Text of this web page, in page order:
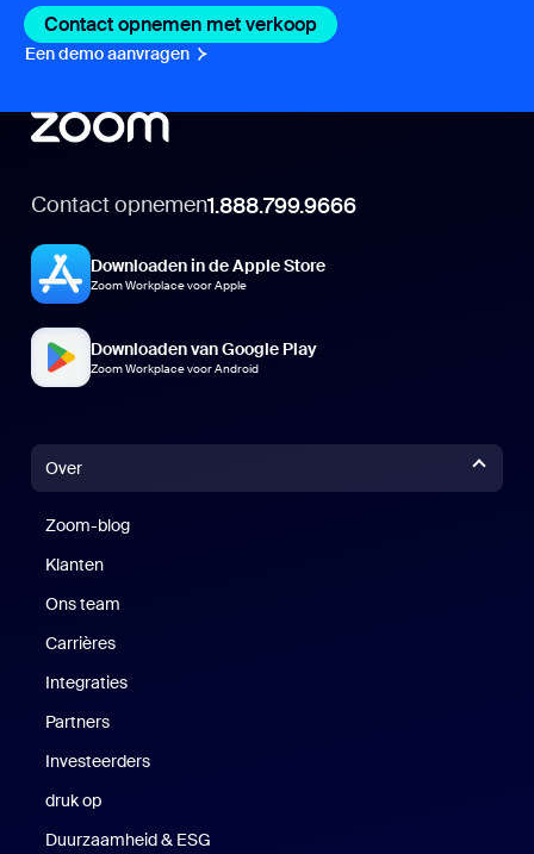
Contact opnemen met verkoop Contact opnemen met
Een demo aanvragen Een demo aanvragen
Contact opnemen1.888.799.9666
Downloaden in de Apple Store
Zoom Workplace voor Apple
Downloaden van Google Play
Zoom Workplace voor Android
Over
Zoom-blog
Klanten
Ons team
Carrières
Integraties
Partners
Investeerders
druk op
Duurzaamheid & ESG